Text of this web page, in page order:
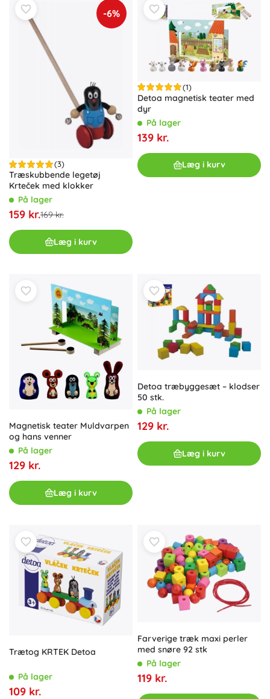
-6%
(3)
Træskubbende legetøj
Krteček med klokker
På lager
159 kr.169 kr.
Læg i kurv
(1)
Detoa magnetisk teater med
dyr
På lager
139 kr.
Læg i kurv
Magnetisk teater Muldvarpen
og hans venner
På lager
129 kr.
Læg i kurv
Detoa træbyggesæt – klodser
50 stk.
På lager
129 kr.
Læg i kurv
Trætog KRTEK Detoa
På lager
109 kr.
Farverige træk maxi perler
med snøre 92 stk
På lager
119 kr.